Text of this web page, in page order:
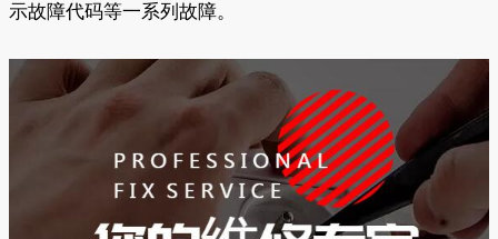
示故障代码等一系列故障。